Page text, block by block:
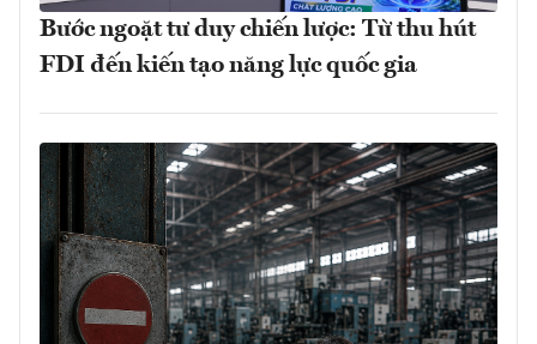
Bước ngoặt tư duy chiến lược: Từ thu hút
FDI đến kiến tạo năng lực quốc gia